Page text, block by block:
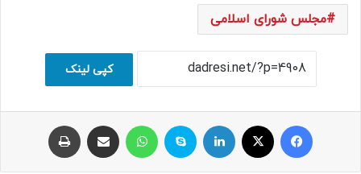
مجلس شورای اسلامی
کپی لینک
فیسبوک ایکس لینکداین اسکایپ واتس آپ اشتراک با ایمیل